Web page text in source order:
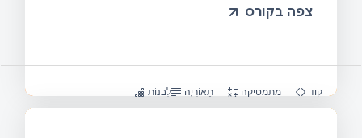
צפה בקורס
קוד מתמטיקה תֵאוֹרִיָה לִבנוֹת